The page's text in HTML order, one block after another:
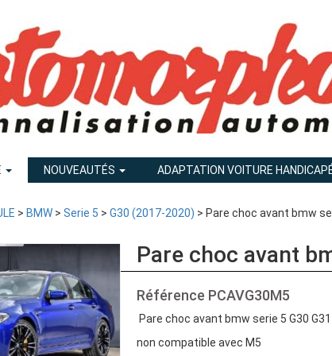
NOUVEAUTÉS ADAPTATION VOITURE
> BMW > Serie 5 > G30 (2017-2020) > Pare choc avant bmw
Pare choc avant
Référence PCAVG30M5
Pare choc avant bmw serie 5 G30
non compatible avec M5